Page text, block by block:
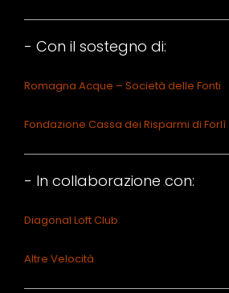
- Con il sostegno di:
Romagna Acque – Società delle Fonti
Fondazione Cassa dei Risparmi di Forlì
- In collaborazione con:
Diagonal Loft Club
Altre Velocità